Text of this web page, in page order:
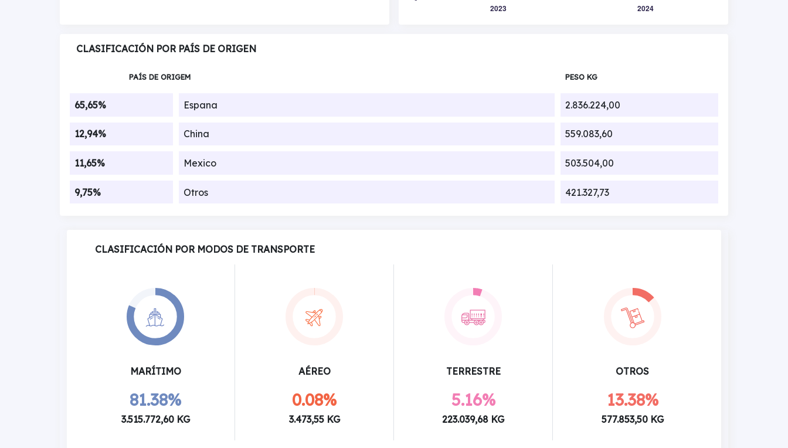
CLASIFICACIÓN POR PAÍS DE ORIGEN
PAÍS DE ORIGEM PESO KG
65,65% Espana 2.836.224,00
12,94% China 559.083,60
11,65% Mexico 503.504,00
9,75% Otros 421.327,73
CLASIFICACIÓN POR MODOS DE TRANSPORTE
MARÍTIMO
81.38%
3.515.772,60 KG
AÉREO
0.08%
3.473,55 KG
TERRESTRE
5.16%
223.039,68 KG
OTROS
13.38%
577.853,50 KG